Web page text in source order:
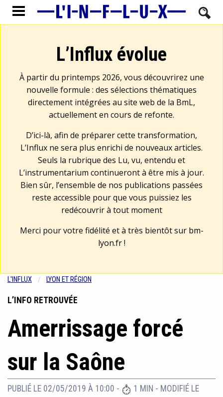
L’Influx évolue
À partir du printemps 2026, vous découvrirez une
nouvelle formule : des sélections thématiques
directement intégrées au site web de la BmL,
actuellement en cours de refonte.
D’ici-là, afin de préparer cette transformation,
L’Influx ne sera plus enrichi de nouveaux articles.
Seuls la rubrique des Lu, vu, entendu et
L’instrumentarium continueront à être mis à jour.
Bien sûr, l’ensemble de nos publications passées
reste accessible pour que vous puissiez les
redécouvrir à tout moment
Merci pour votre fidélité et à très bientôt sur bm-
lyon.fr!
L'INFLUX LYON ET RÉGION
L’INFO RETROUVÉE
Amerrissage forcé
sur la Saône
PUBLIÉ LE 02/05/2019 À 10:00 - 1 MIN - MODIFIÉ LE